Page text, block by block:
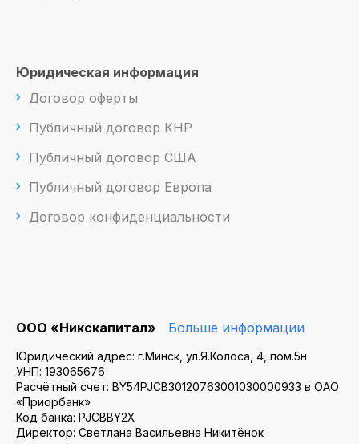
Юридическая информация
Договор оферты
Публичный договор КНР
Публичный договор США
Публичный договор Европа
Договор конфиденциальности
ООО «Никскапитал» Больше информации
Юридический адрес: г.Минск, ул.Я.Колоса, 4, пом.5н
УНП: 193065676
Расчётный счет: BY54PJCB30120763001030000933 в ОАО
«Приорбанк»
Код банка: PJCBBY2X
Директор: Светлана Васильевна Никитёнок